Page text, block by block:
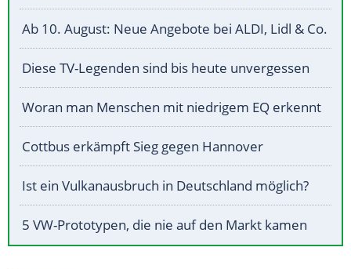
Ab 10. August: Neue Angebote bei ALDI, Lidl & Co.
Diese TV-Legenden sind bis heute unvergessen
Woran man Menschen mit niedrigem EQ erkennt
Cottbus erkämpft Sieg gegen Hannover
Ist ein Vulkanausbruch in Deutschland möglich?
5 VW-Prototypen, die nie auf den Markt kamen